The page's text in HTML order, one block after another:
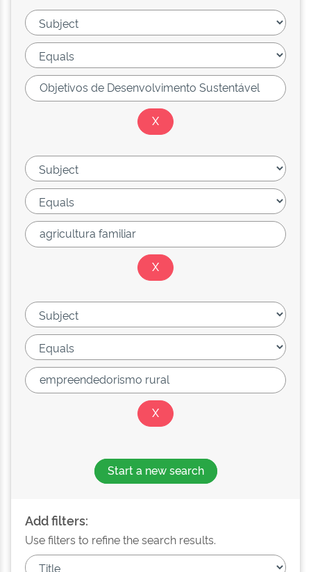
Start a new search
Add filters:
Use filters to refine the search results.